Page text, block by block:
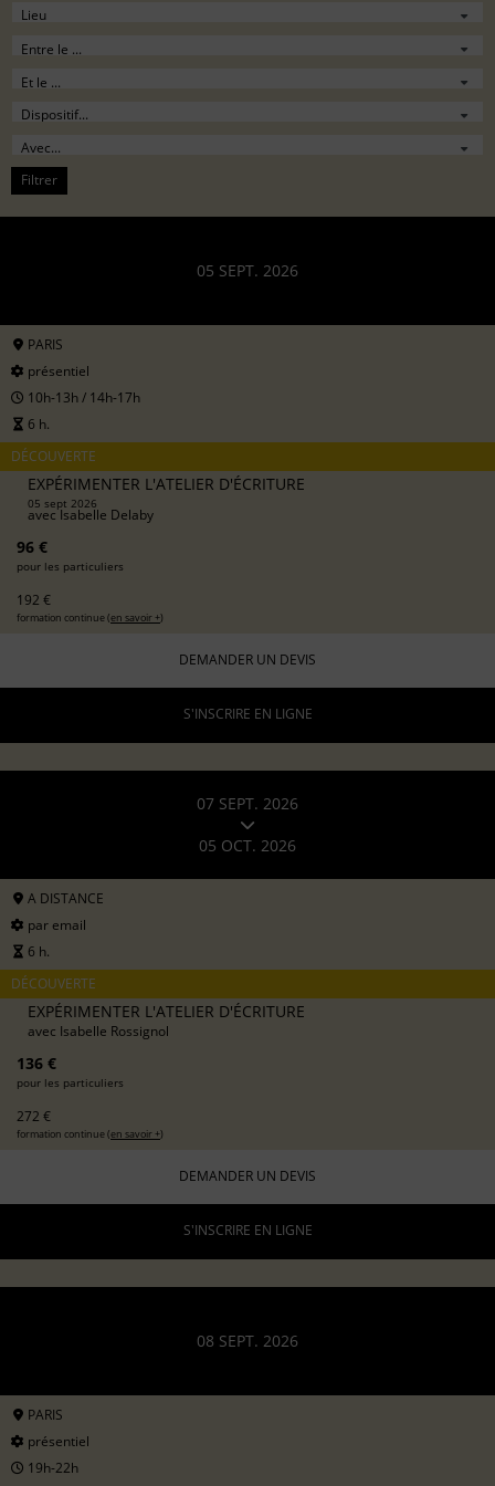
Filtrer
05 SEPT. 2026
PARIS
présentiel
10h-13h / 14h-17h
6 h.
DÉCOUVERTE
EXPÉRIMENTER L'ATELIER D'ÉCRITURE
05 sept 2026
avecIsabelle Delaby
96 €
pour les particuliers
192 €
formation continue (en savoir +)
DEMANDER UN DEVIS
S'INSCRIRE EN LIGNE
07 SEPT. 2026
05 OCT. 2026
A DISTANCE
par email
6 h.
DÉCOUVERTE
EXPÉRIMENTER L'ATELIER D'ÉCRITURE
avec Isabelle Rossignol
136 €
pour les particuliers
272 €
formation continue (en savoir +)
DEMANDER UN DEVIS
S'INSCRIRE EN LIGNE
08 SEPT. 2026
PARIS
présentiel
19h-22h